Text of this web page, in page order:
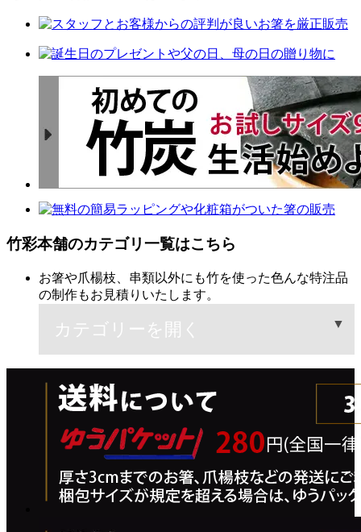
竹彩本舗のカテゴリ一覧はこちら
お箸や爪楊枝、串類以外にも竹を使った色んな特注品
の制作もお見積りいたします。
カテゴリーを開く